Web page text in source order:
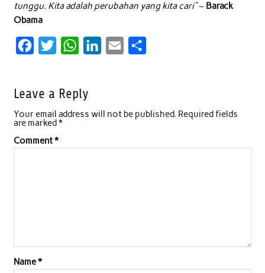
tunggu. Kita adalah perubahan yang kita cari”– Barack
Obama
e
b
o
t
e
r
W
t
s
p
e
I
l
e
Leave a Reply
Your email address will not be published. Required fields
are marked*
Comment*
Name*